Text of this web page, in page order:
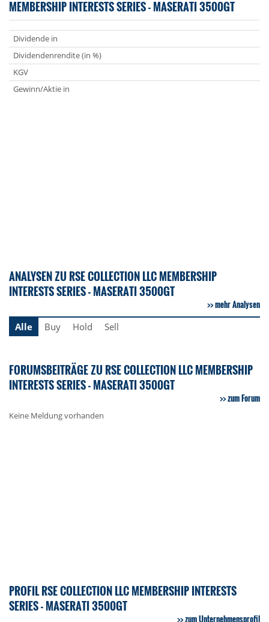
MEMBERSHIP INTERESTS SERIES - MASERATI 3500GT
Dividende in
Dividendenrendite (in %)
KGV
Gewinn/Aktie in
ANALYSEN ZU RSE COLLECTION LLC MEMBERSHIP
INTERESTS SERIES - MASERATI 3500GT
mehr Analysen
Alle
Buy Hold Sell
FORUMSBEITRÄGE ZU RSE COLLECTION LLC MEMBERSHIP
INTERESTS SERIES - MASERATI 3500GT
zum Forum
Keine Meldung vorhanden
PROFIL RSE COLLECTION LLC MEMBERSHIP INTERESTS
SERIES - MASERATI 3500GT
zum Unternehmensprofil